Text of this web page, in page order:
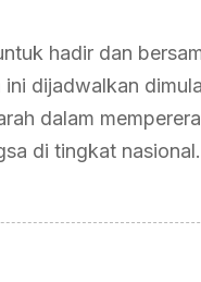
hadir dan
dijadwalkan
dalam
di tingkat